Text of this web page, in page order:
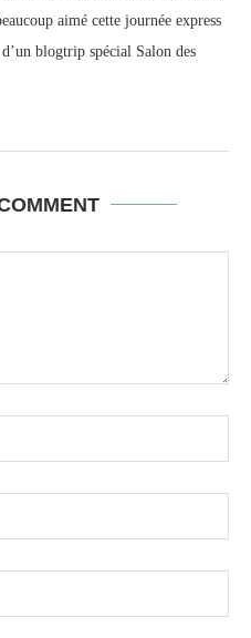
aimé cette journée express
blogtrip spécial Salon des